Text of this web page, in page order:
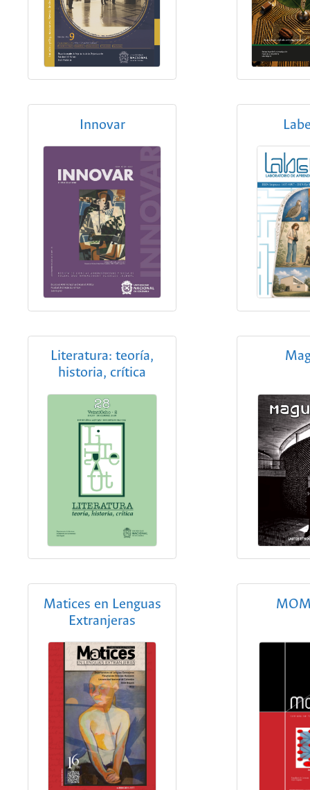
Innovar
Literatura: teoría,
historia, crítica
Matices en Lenguas
Extranjeras